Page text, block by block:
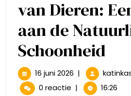
van Dieren:
aan de
Schoonheid
van
16 juni 2026 16
juni
2026
|
0 reactie | 16:26